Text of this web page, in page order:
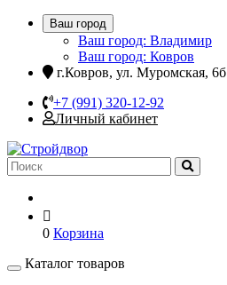
Ваш город
Ваш город: Владимир
Ваш город: Ковров
г.Ковров, ул. Муромская, 6б
+7 (991) 320-12-92
Личный кабинет
0 Корзина
Каталог товаров